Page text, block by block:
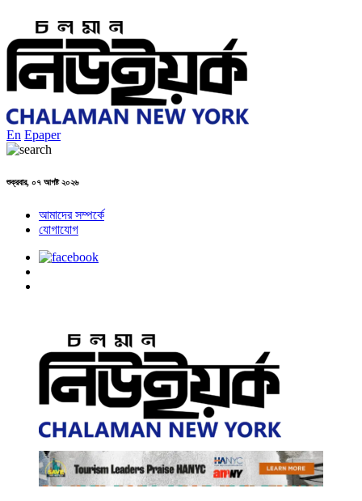
En Epaper
শুক্রবার, ০৭ আগষ্ট ২০২৬
আমাদের সম্পর্কে
যোগাযোগ